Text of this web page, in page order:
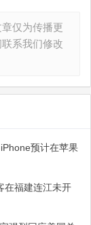
仅为传播更
系我们修改
预计在苹果
在福建连江未开